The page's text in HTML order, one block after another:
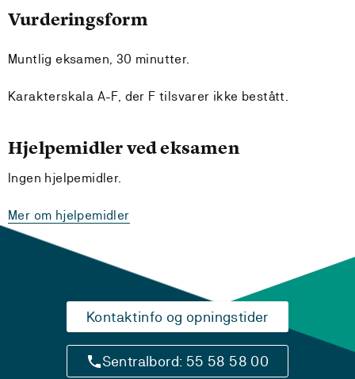
Vurderingsform
Muntlig eksamen, 30 minutter.
Karakterskala A-F, der F tilsvarer ikke bestått.
Hjelpemidler ved eksamen
Ingen hjelpemidler.
Mer om hjelpemidler
Kontaktinfo og opningstider
Sentralbord: 55 58 58 00